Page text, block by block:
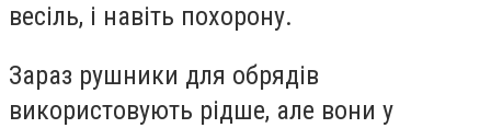
весіль, і навіть похорону.
Зараз рушники для обрядів
використовують рідше, але вони у